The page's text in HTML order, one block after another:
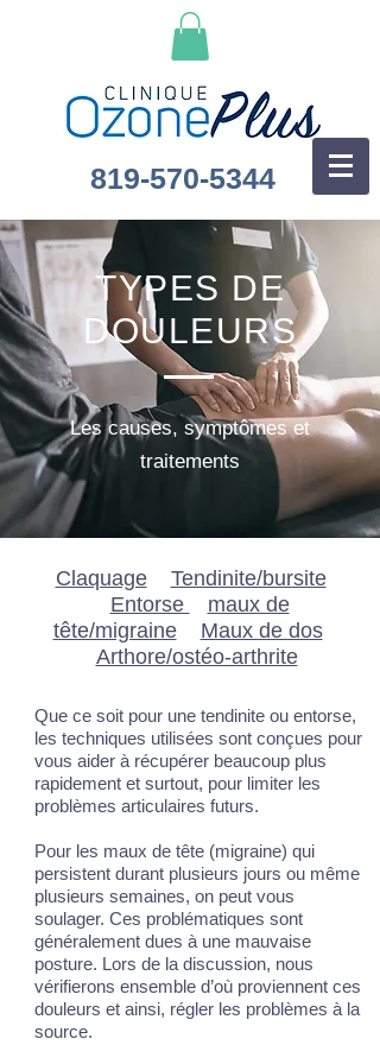
819-570-5344
TYPES DE
DOULEURS
Les causes, symptômes et
traitements
Claquage
Tendinite/bursite
Entorse
maux de
tête/migraine
Maux de dos
Arthore/ostéo-arthrite
Que ce soit pour une tendinite ou entorse,
les techniques utilisées sont conçues pour
vous aider à récupérer beaucoup plus
rapidement et surtout, pour limiter les
problèmes articulaires futurs.
Pour les maux de tête (migraine) qui
persistent durant plusieurs jours ou même
plusieurs semaines, on peut vous
soulager. Ces problématiques sont
généralement dues à une mauvaise
posture. Lors de la discussion, nous
vérifierons ensemble d’où proviennent ces
douleurs et ainsi, régler les problèmes à la
source.